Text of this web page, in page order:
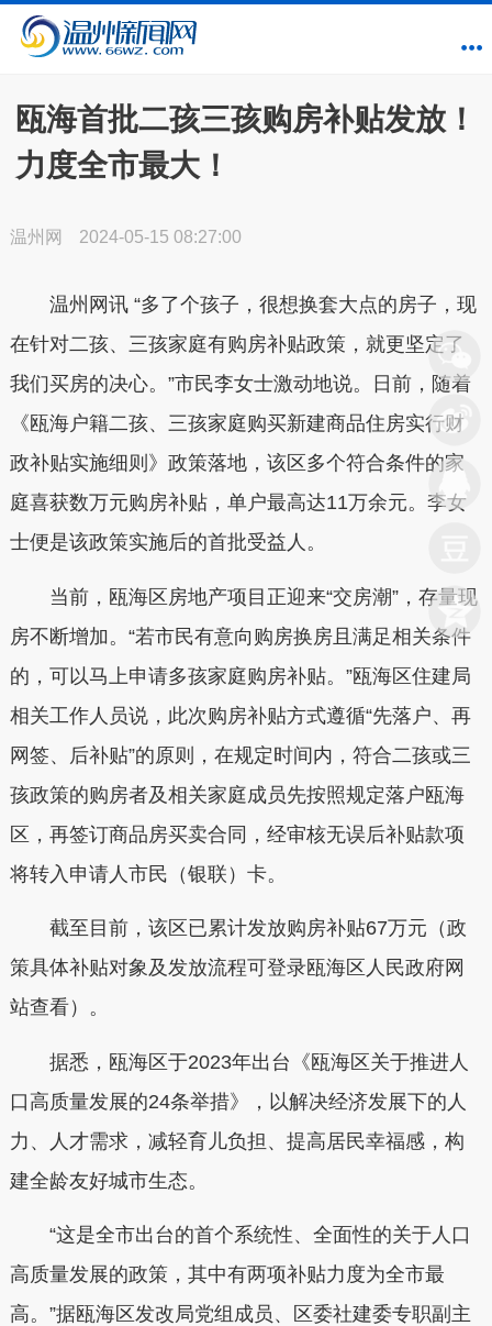
瓯海首批二孩三孩购房补贴发放！
力度全市最大！
温州网 2024-05-15 08:27:00
温州网讯 “多了个孩子，很想换套大点的房子，现
在针对二孩、三孩家庭有购房补贴政策，就更坚定了
我们买房的决心。”市民李女士激动地说。日前，随着
《瓯海户籍二孩、三孩家庭购买新建商品住房实行财
政补贴实施细则》政策落地，该区多个符合条件的家
庭喜获数万元购房补贴，单户最高达11万余元。李女
士便是该政策实施后的首批受益人。
当前，瓯海区房地产项目正迎来“交房潮”，存量现
房不断增加。“若市民有意向购房换房且满足相关条件
的，可以马上申请多孩家庭购房补贴。”瓯海区住建局
相关工作人员说，此次购房补贴方式遵循“先落户、再
网签、后补贴”的原则，在规定时间内，符合二孩或三
孩政策的购房者及相关家庭成员先按照规定落户瓯海
区，再签订商品房买卖合同，经审核无误后补贴款项
将转入申请人市民（银联）卡。
截至目前，该区已累计发放购房补贴67万元（政
策具体补贴对象及发放流程可登录瓯海区人民政府网
站查看）。
据悉，瓯海区于2023年出台《瓯海区关于推进人
口高质量发展的24条举措》，以解决经济发展下的人
力、人才需求，减轻育儿负担、提高居民幸福感，构
建全龄友好城市生态。
“这是全市出台的首个系统性、全面性的关于人口
高质量发展的政策，其中有两项补贴力度为全市最
高。”据瓯海区发改局党组成员、区委社建委专职副主